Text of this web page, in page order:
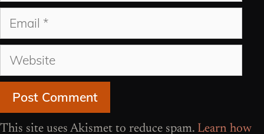
Email
Website
This site uses Akismet to reduce spam. Learn how